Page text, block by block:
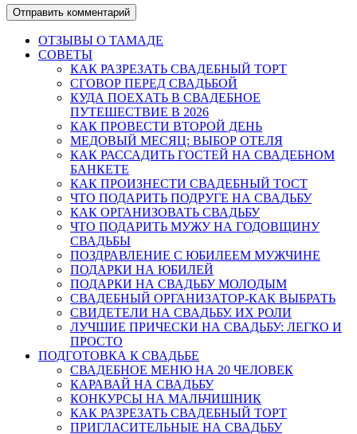
ОТЗЫВЫ О ТАМАДЕ
СОВЕТЫ
КАК РАЗРЕЗАТЬ СВАДЕБНЫЙ ТОРТ
СГОВОР ПЕРЕД СВАДЬБОЙ
КУДА ПОЕХАТЬ В СВАДЕБНОЕ
ПУТЕШЕСТВИЕ В 2026
КАК ПРОВЕСТИ ВТОРОЙ ДЕНЬ
МЕДОВЫЙ МЕСЯЦ: ВЫБОР ОТЕЛЯ
КАК РАССАДИТЬ ГОСТЕЙ НА СВАДЕБНОМ
БАНКЕТЕ
КАК ПРОИЗНЕСТИ СВАДЕБНЫЙ ТОСТ
ЧТО ПОДАРИТЬ ПОДРУГЕ НА СВАДЬБУ
КАК ОРГАНИЗОВАТЬ СВАДЬБУ
ЧТО ПОДАРИТЬ МУЖУ НА ГОДОВЩИНУ
СВАДЬБЫ
ПОЗДРАВЛЕНИЕ С ЮБИЛЕЕМ МУЖЧИНЕ
ПОДАРКИ НА ЮБИЛЕЙ
ПОДАРКИ НА СВАДЬБУ МОЛОДЫМ
СВАДЕБНЫЙ ОРГАНИЗАТОР-КАК ВЫБРАТЬ
СВИДЕТЕЛИ НА СВАДЬБУ. ИХ РОЛИ
ЛУЧШИЕ ПРИЧЕСКИ НА СВАДЬБУ: ЛЕГКО И
ПРОСТО
ПОДГОТОВКА К СВАДЬБЕ
СВАДЕБНОЕ МЕНЮ НА 20 ЧЕЛОВЕК
КАРАВАЙ НА СВАДЬБУ
КОНКУРСЫ НА МАЛЬЧИШНИК
КАК РАЗРЕЗАТЬ СВАДЕБНЫЙ ТОРТ
ПРИГЛАСИТЕЛЬНЫЕ НА СВАДЬБУ